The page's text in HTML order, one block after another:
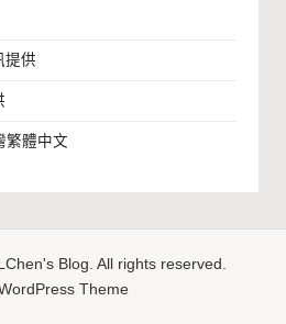
提供
繁體中文
Blog. All rights reserved.
Theme